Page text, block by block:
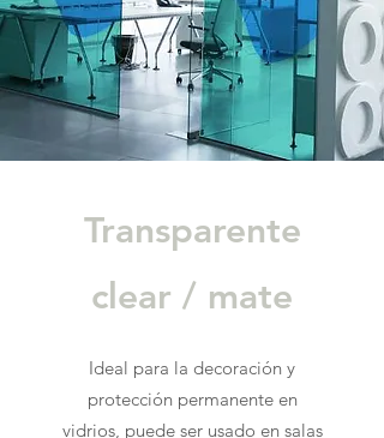
Transparente
clear / mate
Ideal para la decoración y
protección permanente en
vidrios, puede ser usado en salas